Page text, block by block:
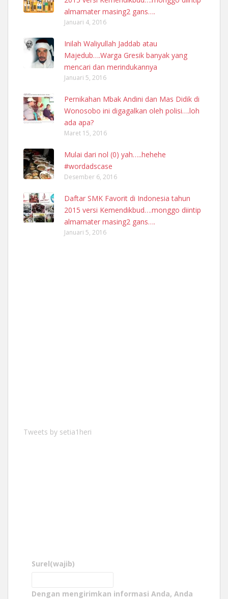
almamater masing2 gans….
Januari 4, 2016
Inilah Waliyullah Jaddab atau
Majedub….Warga Gresik banyak yang
mencari dan merindukannya
Januari 5, 2016
Pernikahan Mbak Andini dan Mas Didik di
Wonosobo ini digagalkan oleh polisi….loh
ada apa?
Maret 15, 2016
Mulai dari nol (0) yah…..hehehe
#wordadscase
Desember 6, 2016
Daftar SMK Favorit di Indonesia tahun
2015 versi Kemendikbud….monggo diintip
almamater masing2 gans….
Januari 5, 2016
Tweets by setia1heri
Surel(wajib)
Dengan mengirimkan informasi Anda, Anda